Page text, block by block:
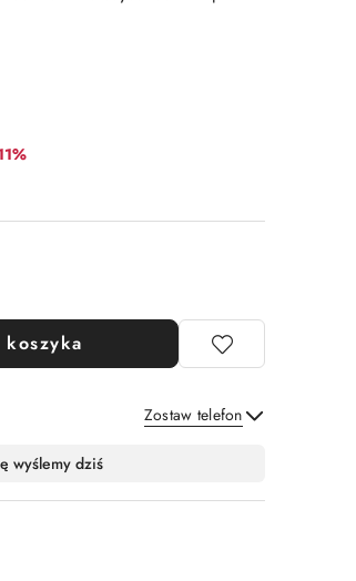
koszyka
Zostaw telefon
wyślemy dziś